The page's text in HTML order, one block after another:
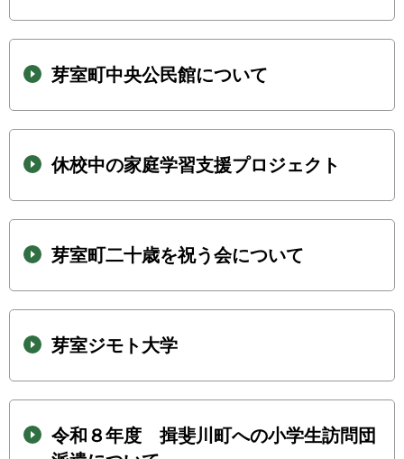
芽室町中央公民館について
休校中の家庭学習支援プロジェクト
芽室町二十歳を祝う会について
芽室ジモト大学
令和８年度 揖斐川町への小学生訪問団